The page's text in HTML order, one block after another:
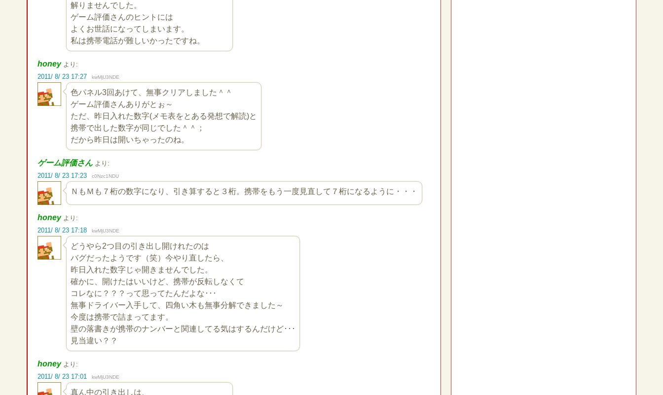
解りませんでした。
ゲーム評価さんのヒントには
よくお世話になってしまいます。
私は携帯電話が難しいかったですね。
honey より:
2011/ 8/ 23 17:27
kwMjU3NDE
色パネル3回あけて、無事クリアしました＾＾
ゲーム評価さんありがとぉ～
ただ、昨日入れた数字(メモ表をとある発想で解読)と
携帯で出した数字が同じでした＾＾；
だから昨日は開いちゃったのね。
ゲーム評価さん より:
2011/ 8/ 23 17:23
c0Nzc1NDU
ＮもＭも７桁の数字になり、引き算すると３桁。携帯をもう一度見直して７桁になるように・・・
honey より:
2011/ 8/ 23 17:18
kwMjU3NDE
どうやら2つ目の引き出し開けれたのは
バグだったようです（笑）今やり直したら、
昨日入れた数字じゃ開きませんでした。
確かに、開けたはいいけど、携帯が反転しなくて
コレなに？？？って思ってたんだよな･･･
無事ドライバー入手して、四角い木も無事分解できました～
今度は携帯で詰まってます。
壁の落書きが携帯のナンバーと関連してる気はするんだけど･･･
見当違い？？
honey より:
2011/ 8/ 23 17:01
kwMjU3NDE
真ん中の引き出しは、